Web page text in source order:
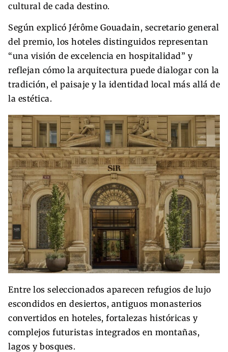
cultural de cada destino.
Según explicó Jérôme Gouadain, secretario general
del premio, los hoteles distinguidos representan
“una visión de excelencia en hospitalidad” y
reflejan cómo la arquitectura puede dialogar con la
tradición, el paisaje y la identidad local más allá de
la estética.
Entre los seleccionados aparecen refugios de lujo
escondidos en desiertos, antiguos monasterios
convertidos en hoteles, fortalezas históricas y
complejos futuristas integrados en montañas,
lagos y bosques.